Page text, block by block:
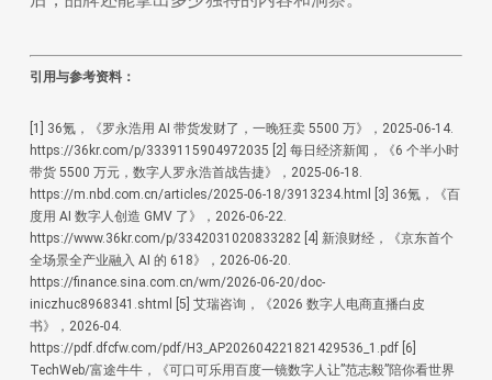
引用与参考资料：
[1] 36氪，《罗永浩用 AI 带货发财了，一晚狂卖 5500 万》，2025-06-14.
https://36kr.com/p/3339115904972035 [2] 每日经济新闻，《6 个半小时
带货 5500 万元，数字人罗永浩首战告捷》，2025-06-18.
https://m.nbd.com.cn/articles/2025-06-18/3913234.html
[3] 36氪，《百
度用 AI 数字人创造 GMV 了》，2026-06-22.
https://www.36kr.com/p/3342031020833282[4] 新浪财经，《京东首个
全场景全产业融入 AI 的 618》，2026-06-20.
https://finance.sina.com.cn/wm/2026-06-20/doc-
iniczhuc8968341.shtml
[5] 艾瑞咨询，《2026 数字人电商直播白皮
书》，2026-04.
https://pdf.dfcfw.com/pdf/H3_AP202604221821429536_1.pdf[6]
TechWeb/富途牛牛，《可口可乐用百度一镜数字人让”范志毅”陪你看世界